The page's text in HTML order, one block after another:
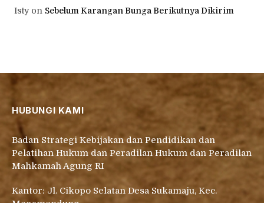
Dikirim
AhmadonAnak yang Tak Ikut Mutasi
on Sebelum Karangan Bunga Berikutnya Dikirim
HUBUNGI KAMI